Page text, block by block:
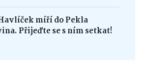
míří do Pekla
Přijeďte se s ním setkat!